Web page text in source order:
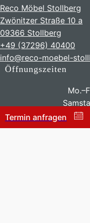
Termin anfragen
Reco Möbel Stollberg
Zwönitzer Straße 10 a
09366 Stollberg
+49 (37296) 40400
info@reco-moebel-
Öffnungszeiten